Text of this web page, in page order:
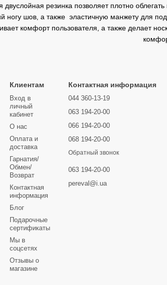
двуслойная резинка позволяет плотно
ногу шов, а также эластичную манжету для
комфорт пользователя, а также делает
Клиентам
Вход в
личный
кабинет
О нас
Оплата и
доставка
Гарнатия/
Обмен/
Возврат
Контактная
информация
Блог
Подарочные
сертификаты
Мы в
соцсетях
Отзывы о
магазине
Контактная информация
044 360-13-19
063 194-20-00
066 194-20-00
068 194-20-00
Обратный звонок
063 194-20-00
pereval@i.ua